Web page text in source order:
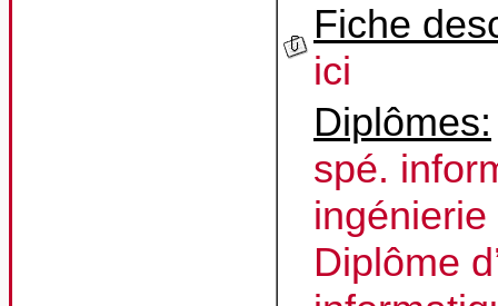
Fiche
ici
Diplômes:
spé.
Diplôme